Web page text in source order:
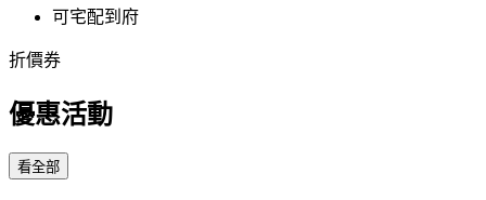
可宅配到府
折價券
優惠活動
看全部